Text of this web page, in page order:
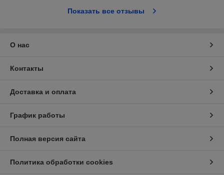
Показать все отзывы
О нас
Контакты
Доставка и оплата
График работы
Полная версия сайта
Политика обработки cookies